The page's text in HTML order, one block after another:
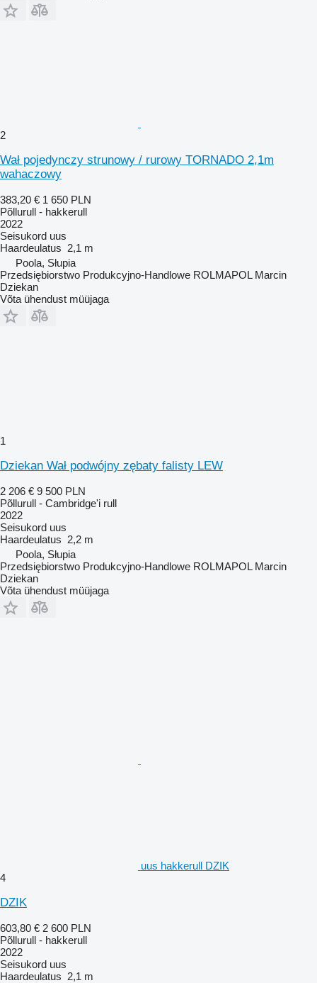
2
Wał pojedynczy strunowy / rurowy TORNADO 2,1m
wahaczowy
383,20 € 1 650 PLN
Põllurull - hakkerull
2022
Seisukord uus
Haardeulatus 2,1 m
Poola, Słupia
Przedsiębiorstwo Produkcyjno-Handlowe ROLMAPOL Marcin
Dziekan
Võta ühendust müüjaga
1
Dziekan Wał podwójny zębaty falisty LEW
2 206 € 9 500 PLN
Põllurull - Cambridge'i rull
2022
Seisukord uus
Haardeulatus 2,2 m
Poola, Słupia
Przedsiębiorstwo Produkcyjno-Handlowe ROLMAPOL Marcin
Dziekan
Võta ühendust müüjaga
uus hakkerull DZIK
4
DZIK
603,80 € 2 600 PLN
Põllurull - hakkerull
2022
Seisukord uus
Haardeulatus 2,1 m